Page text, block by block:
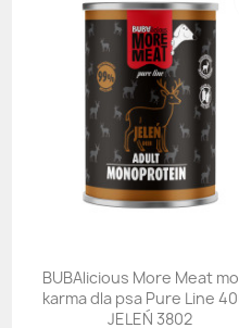
BUBAlicious More Meat
karma dla psa Pure Line
JELEŃ 3802